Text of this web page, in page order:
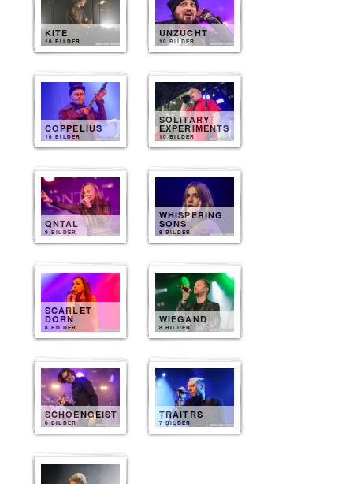
KITE
10 BILDER
UNZUCHT
10 BILDER
COPPELIUS
10 BILDER
SOLITARY
EXPERIMENTS
10 BILDER
QNTAL
9 BILDER
WHISPERING
SONS
8 BILDER
SCARLET
DORN
8 BILDER
WIEGAND
8 BILDER
SCHOENGEIST
8 BILDER
TRAITRS
7 BILDER